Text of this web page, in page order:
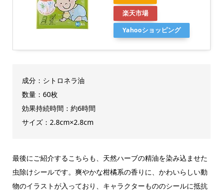
楽天市場
Yahooショッピング
成分：シトロネラ油
数量：60枚
効果持続時間：約6時間
サイズ：2.8cm×2.8cm
最後にご紹介するこちらも、天然ハーブの精油を染み込ませた
虫除けシールです。爽やかな柑橘系の香りに、かわいらしい動
物のイラストが入っており、キャラクターもののシールに抵抗